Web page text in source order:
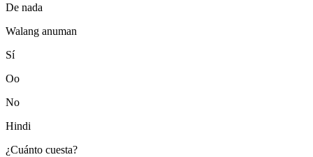
De nada
Walang anuman
Sí
Oo
No
Hindi
¿Cuánto cuesta?